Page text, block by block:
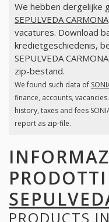
We hebben dergelijke
SEPULVEDA
vacatures. Download
kredietgeschiedenis,
SEPULVEDA
zip-bestand.
We found such data of
finance, accounts,
history, taxes and fees
report as zip-file.
PRODOTTI
PRODUCTS